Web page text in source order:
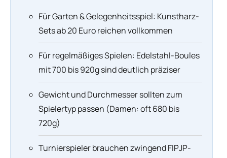
Für Garten & Gelegenheitsspiel: Kunstharz-
Sets ab 20 Euro reichen vollkommen
Für regelmäßiges Spielen: Edelstahl-Boules
mit 700 bis 920g sind deutlich präziser
Gewicht und Durchmesser sollten zum
Spielertyp passen (Damen: oft 680 bis
720g)
Turnierspieler brauchen zwingend FIPJP-